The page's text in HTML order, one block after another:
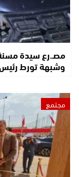
مصـ.رع سيدة
وشبهة تورط
مجتمع